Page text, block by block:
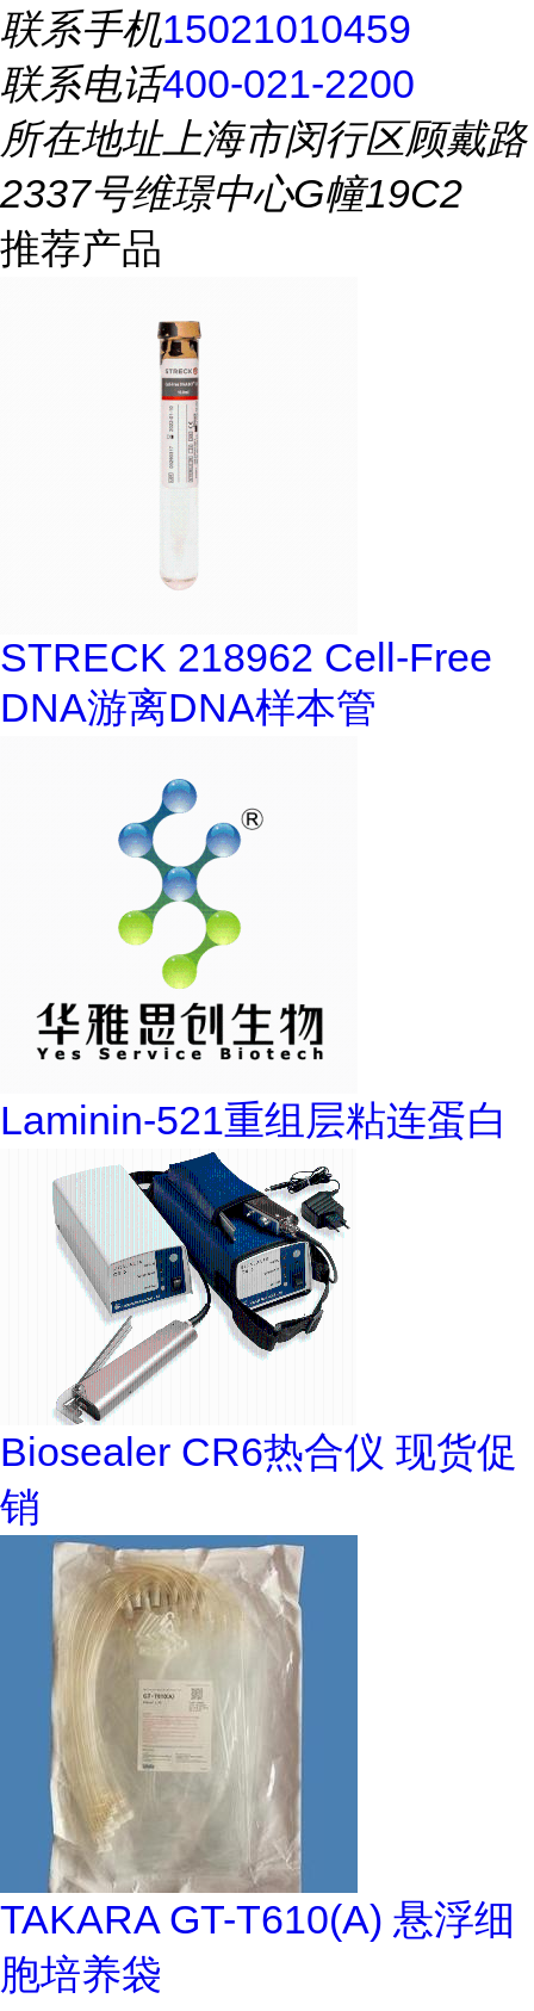
联系手机15021010459
联系电话400-021-2200
所在地址上海市闵行区顾戴路
2337号维璟中心G幢19C2
推荐产品
STRECK 218962 Cell-Free
DNA游离DNA样本管
Laminin-521重组层粘连蛋白
Biosealer CR6热合仪 现货促
销
TAKARA GT-T610(A) 悬浮细
胞培养袋